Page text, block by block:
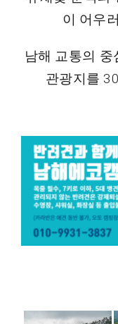
이 어우
남해 교통의
관광지를